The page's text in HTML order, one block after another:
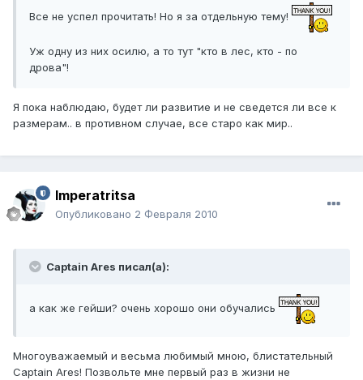
Все не успел прочитать! Но я за отдельную тему!
Уж одну из них осилю, а то тут "кто в лес, кто - по
дрова"!
Я пока наблюдаю, будет ли развитие и не сведется ли все к
размерам.. в противном случае, все старо как мир..
Imperatritsa
Опубликовано 2 Февраля 2010
Captain Ares писал(а):
а как же гейши? очень хорошо они обучались
Многоуважаемый и весьма любимый мною, блистательный
Captain Ares! Позвольте мне первый раз в жизни не